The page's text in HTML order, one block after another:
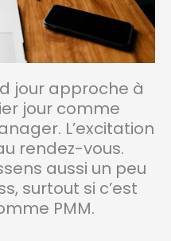
jour approche à
jour comme
L’excitation
rendez-vous.
aussi un peu
surtout si c’est
PMM.